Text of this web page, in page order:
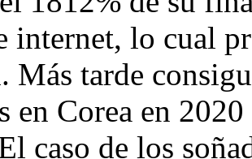
internet, lo cual
Más tarde
en Corea en
caso de los